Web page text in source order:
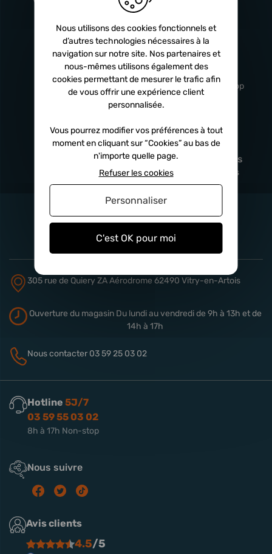
Livraison
rapide
Sous 24h à 48h
Service client
professionnel
De 8h à 17h Non-stop
Satisfait
remboursé
Paiement en
x3 fois
Sécurisé, sans frais
305 rue de Quiery ZA Aérodrome 62490 Vitry-en-Artois
Ouverture du magasinDu lundi au vendredi de 9h à 13h et de
14h à 17h
Nous contacter 03 59 25 03 02
Hotline 5J/7
03 59 55 03 02
8h à 17h Non-stop
Nous suivre
Avis clients
4.5/5
Nous utilisons des cookies fonctionnels et
d’autres technologies nécessaires à la
navigation sur notre site. Nos partenaires et
nous-mêmes utilisons également des
cookies permettant de mesurer le trafic afin
de vous offrir une expérience client
personnalisée.
Vous pourrez modifier vos préférences à tout
moment en cliquant sur “Cookies” au bas de
n'importe quelle page.
C'est OK pour moi
Refuser les cookies
Personnaliser